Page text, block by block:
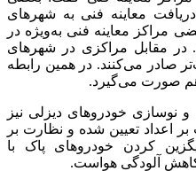
معاینه فنی به شهرهای
مراکز معاینه فنی به‌ویژه در
در مقابل مراکزی در شهرهای
صادر می‌کنند. در همین رابطه
هم صورت می‌گیرد.
نوسازی خودروهای دیزلی نیز
اعداد تعیین شده و نظارت بر
کردن خودروهای پاک با
آلودگی هواست.